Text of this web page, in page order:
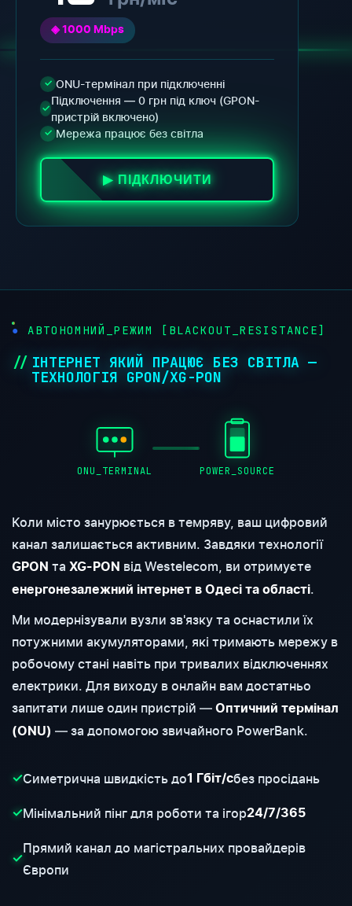
◈ 1000 Mbps
✓ ONU-термінал при підключенні
✓
Підключення — 0 грн під ключ (GPON-
пристрій включено)
✓ Мережа працює без світла
▶ ПІДКЛЮЧИТИ
АВТОНОМНИЙ_РЕЖИМ [BLACKOUT_RESISTANCE]
ІНТЕРНЕТ ЯКИЙ ПРАЦЮЄ БЕЗ СВІТЛА —
ТЕХНОЛОГІЯ GPON/XG-PON
ONU_TERMINAL POWER_SOURCE
Коли місто занурюється в темряву, ваш цифровий
канал залишається активним. Завдяки технології
GPON та XG-PON від Westelecom, ви отримуєте
енергонезалежний інтернет в Одесі та області.
Ми модернізували вузли зв'язку та оснастили їх
потужними акумуляторами, які тримають мережу в
робочому стані навіть при тривалих відключеннях
електрики. Для виходу в онлайн вам достатньо
запитати лише один пристрій — Оптичний термінал
(ONU) — за допомогою звичайного PowerBank.
✓Симетрична швидкість до1 Гбіт/сбез просідань
✓Мінімальний пінг для роботи та ігор24/7/365
✓
Прямий канал до магістральних провайдерів
Європи